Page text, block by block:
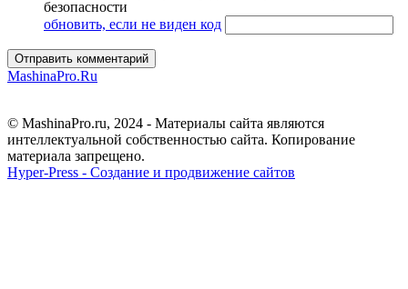
обновить, если не виден код
Отправить комментарий
MashinaPro.Ru
© MashinaPro.ru, 2024 - Материалы сайта являются
интеллектуальной собственностью сайта. Копирование
материала запрещено.
Hyper-Press - Создание и продвижение сайтов